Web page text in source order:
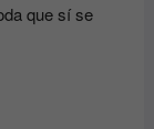
que sí se